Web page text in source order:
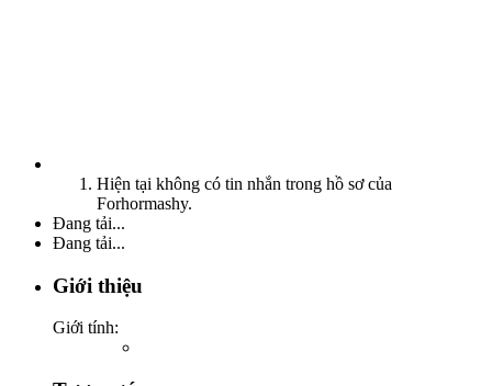
Hiện tại không có tin nhắn trong hồ sơ của
Forhormashy.
Đang tải...
Đang tải...
Giới thiệu
Giới tính: